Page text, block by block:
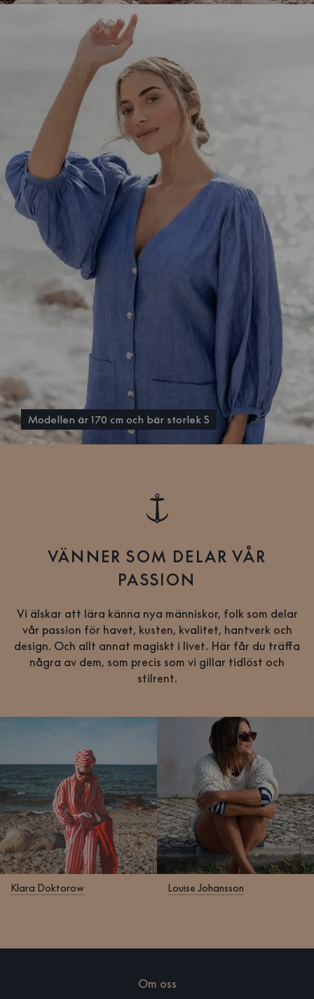
Modellen är 170 cm och bär storlek S
VÄNNER SOM DELAR VÅR
PASSION
Vi älskar att lära känna nya människor, folk som delar
vår passion för havet, kusten, kvalitet, hantverk och
design. Och allt annat magiskt i livet. Här får du träffa
några av dem, som precis som vi gillar tidlöst och
stilrent.
Klara Doktorow Louise Johansson
Om oss